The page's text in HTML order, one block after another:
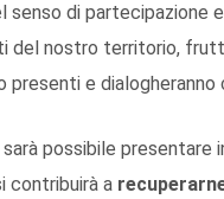
senso di partecipazione
del nostro territorio,
presenti e
possibile
contribuirà a